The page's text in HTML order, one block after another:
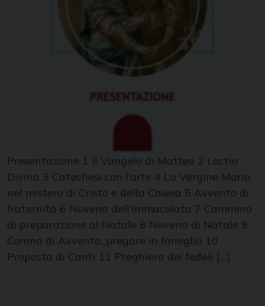
Presentazione 1 Il Vangelo di Matteo 2 Lectio
Divina 3 Catechesi con l’arte 4 La Vergine Maria
nel mistero di Cristo e della Chiesa 5 Avvento di
fraternità 6 Novena dell’Immacolata 7 Cammino
di preparazione al Natale 8 Novena di Natale 9
Corona di Avvento_pregare in famiglia 10
Proposta di Canti 11 Preghiera dei fedeli […]